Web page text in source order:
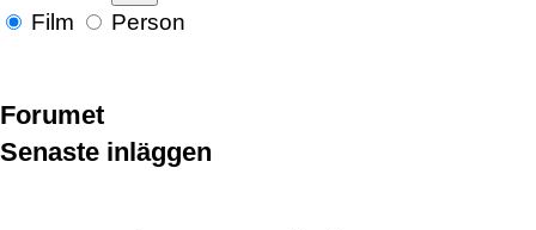
Film Person
Forumet
Senaste inläggen